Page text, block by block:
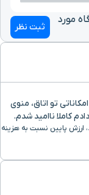
مورد
ثبت نظر
تو اتاق، منوی
کاملا ناامید شدم.
ارزش پایین نسبت به هزینه